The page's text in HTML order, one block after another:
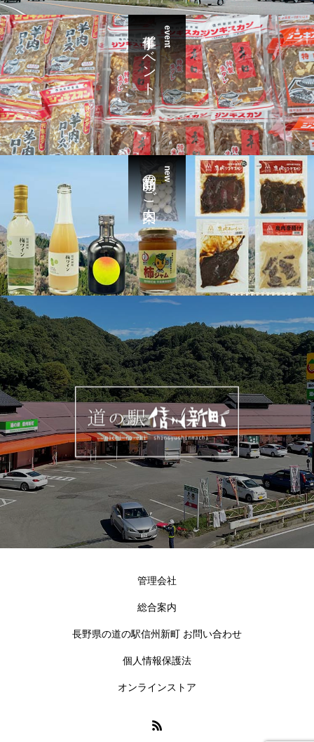
event
催事イベント
new
新商品のご案内
管理会社
総合案内
長野県の道の駅信州新町 お問い合わせ
個人情報保護法
オンラインストア